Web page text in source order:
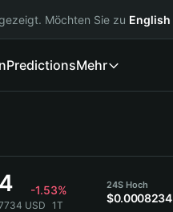
Möchten Sie zu English
PredictionsMehr
-1.53%
USD 1T
24S Hoch
$0.0008234